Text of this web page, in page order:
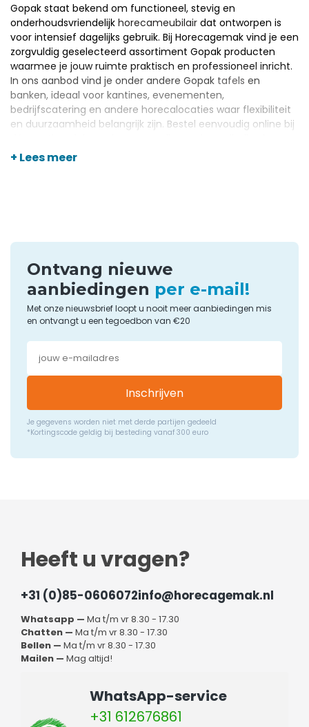
Gopak staat bekend om functioneel, stevig en
onderhoudsvriendelijk horecameubilair dat ontworpen is
voor intensief dagelijks gebruik. Bij Horecagemak vind je een
zorgvuldig geselecteerd assortiment Gopak producten
waarmee je jouw ruimte praktisch en professioneel inricht.
In ons aanbod vind je onder andere Gopak tafels en
banken, ideaal voor kantines, evenementen,
bedrijfscatering en andere horecalocaties waar flexibiliteit
en duurzaamheid belangrijk zijn. Bestel eenvoudig online bij
met scherpe prijzen, snelle levering en persoonlijk advies.
+ Lees meer
Ontvang nieuwe
aanbiedingen per e-mail!
Met onze nieuwsbrief loopt u nooit meer aanbiedingen mis
en ontvangt u een tegoedbon van €20
Inschrijven
Je gegevens worden niet met derde partijen gedeeld
*Kortingscode geldig bij besteding vanaf 300 euro
Heeft u vragen?
+31 (0)85-0606072info@horecagemak.nl
Whatsapp — Ma t/m vr 8.30 - 17.30
Chatten — Ma t/m vr 8.30 - 17.30
Bellen — Ma t/m vr 8.30 - 17.30
Mailen — Mag altijd!
WhatsApp-service
+31 612676861